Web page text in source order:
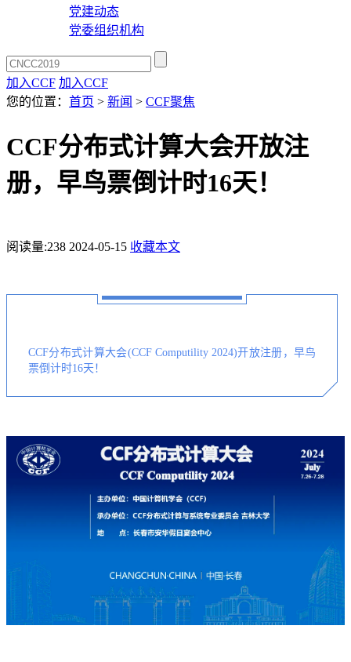
党建动态
党委组织机构
加入CCF 加入CCF
您的位置： 首页 > 新闻 > CCF聚焦
CCF分布式计算大会开放注
册，早鸟票倒计时16天！
阅读量:238 2024-05-15 收藏本文
CCF分布式计算大会(CCF Computility 2024)开放注册，早鸟
票倒计时16天！